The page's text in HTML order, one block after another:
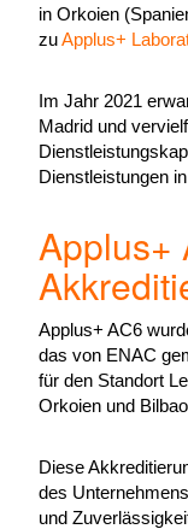
in Orkoien
zuApplus+
Im Jahr 2021
Madrid und
Dienstleistungen
Applus+
Applus+ AC6
das von ENAC
für den Standort
Orkoien und
Diese
des
und